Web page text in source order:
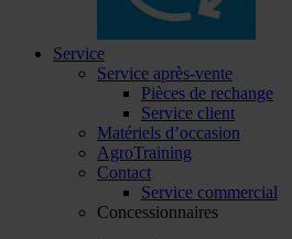
Service
Service après-vente
Pièces de rechange
Service client
Matériels d’occasion
AgroTraining
Contact
Service commercial
Concessionnaires